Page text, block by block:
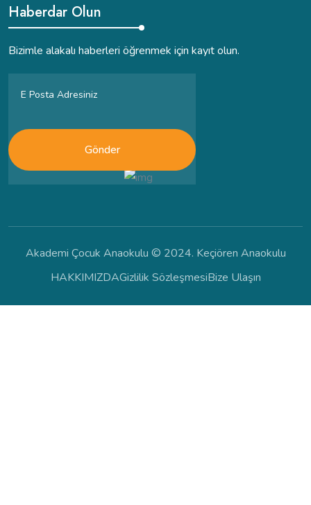
Haberdar Olun
Bizimle alakalı haberleri öğrenmek için kayıt olun.
Gönder
Akademi Çocuk Anaokulu © 2024. Keçiören Anaokulu
HAKKIMIZDAGizlilik SözleşmesiBize Ulaşın